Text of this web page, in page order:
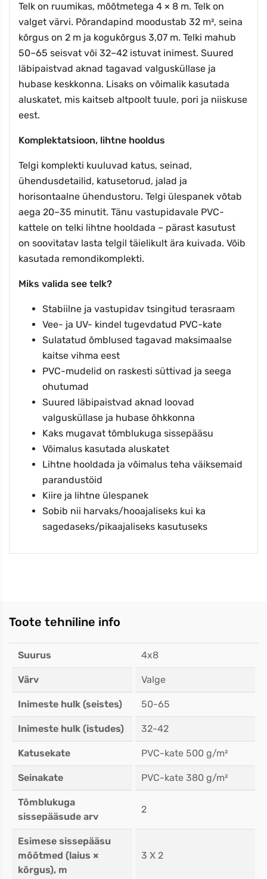
Telk on ruumikas, mõõtmetega 4 × 8 m. Telk on
valget värvi. Põrandapind moodustab 32 m², seina
kõrgus on 2 m ja kogukõrgus 3,07 m. Telki mahub
50–65 seisvat või 32–42 istuvat inimest. Suured
läbipaistvad aknad tagavad valgusküllase ja
hubase keskkonna. Lisaks on võimalik kasutada
aluskatet, mis kaitseb altpoolt tuule, pori ja niiskuse
eest.
Komplektatsioon, lihtne hooldus
Telgi komplekti kuuluvad katus, seinad,
ühendusdetailid, katusetorud, jalad ja
horisontaalne ühendustoru. Telgi ülespanek võtab
aega 20–35 minutit. Tänu vastupidavale PVC-
kattele on telki lihtne hooldada – pärast kasutust
on soovitatav lasta telgil täielikult ära kuivada. Võib
kasutada remondikomplekti.
Miks valida see telk?
Stabiilne ja vastupidav tsingitud terasraam
Vee- ja UV- kindel tugevdatud PVC-kate
Sulatatud õmblused tagavad maksimaalse
kaitse vihma eest
PVC-mudelid on raskesti süttivad ja seega
ohutumad
Suured läbipaistvad aknad loovad
valgusküllase ja hubase õhkkonna
Kaks mugavat tõmblukuga sissepääsu
Võimalus kasutada aluskatet
Lihtne hooldada ja võimalus teha väiksemaid
parandustöid
Kiire ja lihtne ülespanek
Sobib nii harvaks/hooajaliseks kui ka
sagedaseks/pikaajaliseks kasutuseks
Toote tehniline info
Suurus 4x8
Värv Valge
Inimeste hulk (seistes) 50-65
Inimeste hulk (istudes) 32-42
Katusekate PVC-kate 500 g/m²
Seinakate PVC-kate 380 g/m²
Tõmblukuga
sissepääsude arv
2
Esimese sissepääsu
mõõtmed (laius ×
kõrgus), m
3 X 2